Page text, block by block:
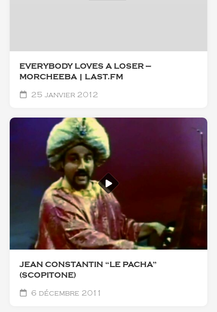
EVERYBODY LOVES A LOSER —
MORCHEEBA | LAST.FM
25 janvier 2012
JEAN CONSTANTIN “LE PACHA”
(SCOPITONE)
6 décembre 2011